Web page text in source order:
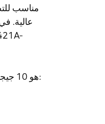
عالية.
هو 10 جيجابت إيثرنت. كيفية تنزيل وتثبيت برنامج التشغيل: